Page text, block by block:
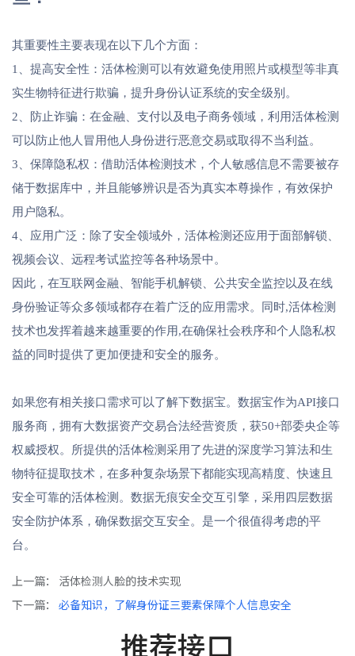
其重要性主要表现在以下几个方面：
1、提高安全性：活体检测可以有效避免使用照片或模型等非真
实生物特征进行欺骗，提升身份认证系统的安全级别。
2、防止诈骗：在金融、支付以及电子商务领域，利用活体检测
可以防止他人冒用他人身份进行恶意交易或取得不当利益。
3、保障隐私权：借助活体检测技术，个人敏感信息不需要被存
储于数据库中，并且能够辨识是否为真实本尊操作，有效保护
用户隐私。
4、应用广泛：除了安全领域外，活体检测还应用于面部解锁、
视频会议、远程考试监控等各种场景中。
因此，在互联网金融、智能手机解锁、公共安全监控以及在线
身份验证等众多领域都存在着广泛的应用需求。同时,活体检测
技术也发挥着越来越重要的作用,在确保社会秩序和个人隐私权
益的同时提供了更加便捷和安全的服务。
如果您有相关接口需求可以了解下数据宝。数据宝作为API接口
服务商，拥有大数据资产交易合法经营资质，获50+部委央企等
权威授权。所提供的活体检测采用了先进的深度学习算法和生
物特征提取技术，在多种复杂场景下都能实现高精度、快速且
安全可靠的活体检测。数据无痕安全交互引擎，采用四层数据
安全防护体系，确保数据交互安全。是一个很值得考虑的平
台。
上一篇：
活体检测人脸的技术实现
下一篇：
必备知识，了解身份证三要素保障个人信息安全
推荐接口